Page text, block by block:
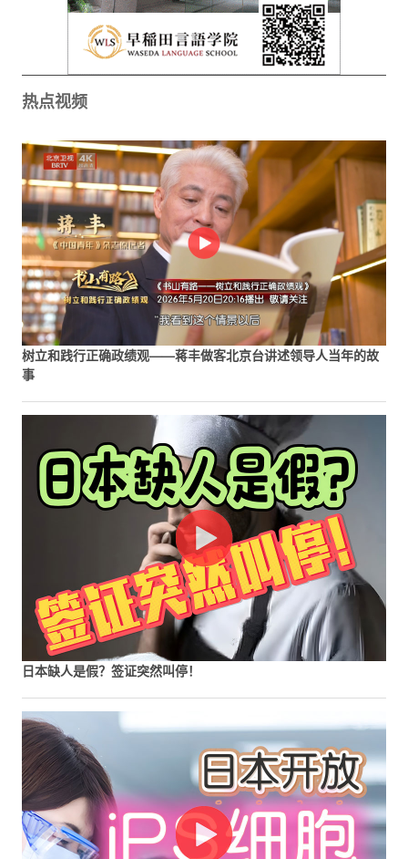
热点视频
树立和践行正确政绩观——蒋丰做客北京台讲述领导人当年的故
事
日本缺人是假？签证突然叫停！